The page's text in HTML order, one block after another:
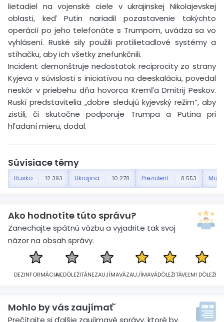
lietadiel na vojenské ciele v ukrajinskej Nikolajevskej
oblasti, keď Putin nariadil pozastavenie takýchto
operácií po jeho telefonáte s Trumpom, uvádza sa vo
vyhlásení. Ruské sily použili protilietadlové systémy a
stíhačku, aby ich všetky znefunkčnili.
Incident demonštruje nedostatok reciprocity zo strany
Kyjeva v súvislosti s iniciatívou na deeskaláciu, povedal
neskôr v priebehu dňa hovorca Kremľa Dmitrij Peskov.
Ruskí predstavitelia „dobre sledujú kyjevský režim“, aby
zistili, či skutočne podporuje Trumpa a Putina pri
hľadaní mieru, dodal.
Súvisiace témy
Rusko 12 393 Ukrajina 10 278 Prezident 8 553
Ako hodnotíte túto správu?
Zanechajte spätnú väzbu a vyjadrite tak svoj
názor na obsah správy.
DEZINFORMÁCIANEDÔLEŽITÁNEZAUJÍMAVÁZAUJÍMAVÁDÔLEŽITÁVEĽMI DÔLEŽITÁ
Mohlo by vás zaujímať´
Prečítajte si ďalšie zaujímavé správy, ktoré by